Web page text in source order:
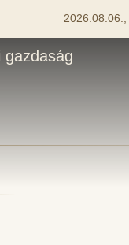
gazdaság